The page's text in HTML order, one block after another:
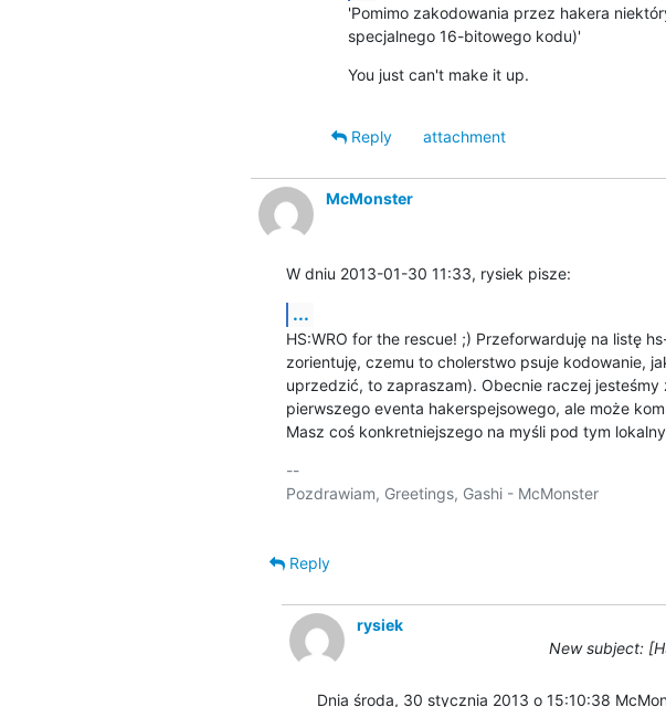
'Pomimo zakodowania przez hakera
specjalnego 16-bitowego kodu)'
You just can't make it up.
Reply
attachment
McMonster
W dniu 2013-01-30 11:33, rysiek pisze:
...
HS:WRO for the rescue! ;) Przeforwarduję na listę
zorientuję, czemu to cholerstwo psuje kodowanie,
uprzedzić, to zapraszam). Obecnie raczej jesteśmy
pierwszego eventa hakerspejsowego, ale może
Masz coś konkretniejszego na myśli pod tym
--
Pozdrawiam, Greetings, Gashi - McMonster
Reply
rysiek
New subject:
Dnia środa, 30 stycznia 2013 o 15:10:38